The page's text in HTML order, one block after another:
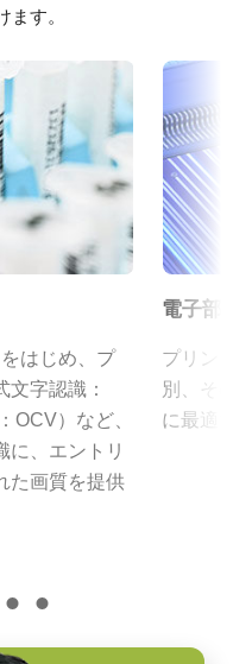
USB
ています。
い運用を可能にします。
については、レンズカタロ
ダプタ VA-
わります。
さい。
ーブルは100V専用)
（突起部除く）
す。
はじめ、プ
文字認識：
OCV）など、
に、エントリ
た画質を提供
電子部
プリン
別、そ
に最適